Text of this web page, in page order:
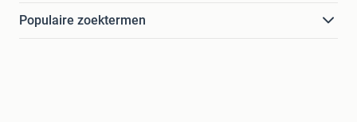
Populaire zoektermen